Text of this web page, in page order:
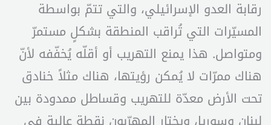
رقابة العدو الإسرائيلي، والتي تتمّ بواسطة
المسيّرات التي تُراقب المنطقة بشكلٍ مستمرّ
ومتواصل. هذا يمنع التهريب أو أقلّه يُخفّفه لأنّ
هناك ممرّات لا يُمكن رؤيتها، هناك مثلاً خنادق
تحت الأرض معدّة للتهريب وقساطل ممدودة بين